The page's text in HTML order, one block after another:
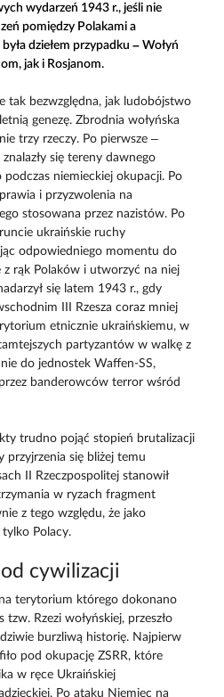
wydarzeń 1943 r., jeśli nie
pomiędzy Polakami a
dziełem przypadku – Wołyń
jak i Rosjanom.
tak bezwzględna, jak ludobójstwo
genezę. Zbrodnia wołyńska
trzy rzeczy. Po pierwsze –
się tereny dawnego
niemieckiej okupacji. Po
i przyzwolenia na
stosowana przez nazistów. Po
ukraińskie ruchy
odpowiedniego momentu do
z rąk Polaków i utworzyć na niej
się latem 1943 r., gdy
III Rzesza coraz mniej
etnicznie ukraińskiemu, w
partyzantów w walkę z
do jednostek Waffen-SS,
banderowców terror wśród
trudno pojąć stopień brutalizacji
przyjrzenia się bliżej temu
II Rzeczpospolitej stanowił
w ryzach fragment
z tego względu, że jako
tylko Polacy.
cywilizacji
terytorium którego dokonano
Rzezi wołyńskiej, przeszło
burzliwą historię. Najpierw
pod okupację ZSRR, które
w ręce Ukraińskiej
Po ataku Niemiec na